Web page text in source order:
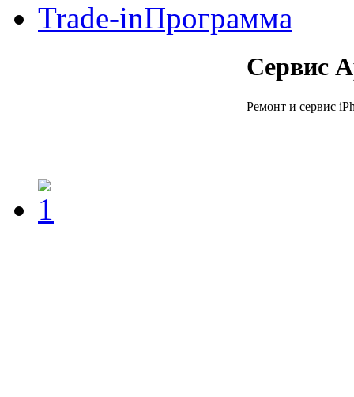
Trade-inПрограмма
Сервис
Ремонт и сервис